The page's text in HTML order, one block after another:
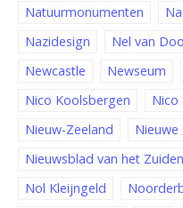
Natuurmonumenten
Nazidesign
Nel van
Newcastle
Newseum
Nico Koolsbergen
Nico
Nieuw-Zeeland
Nieuwe
Nieuwsblad van het Zuiden
Nol Kleijngeld